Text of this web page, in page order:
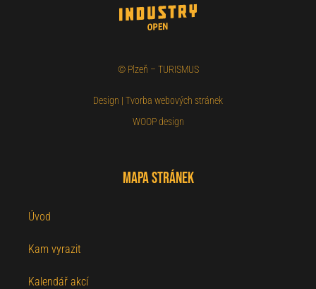
© Plzeň – TURISMUS
Design | Tvorba webových stránek
WOOP design
Mapa stránek
Úvod
Kam vyrazit
Kalendář akcí